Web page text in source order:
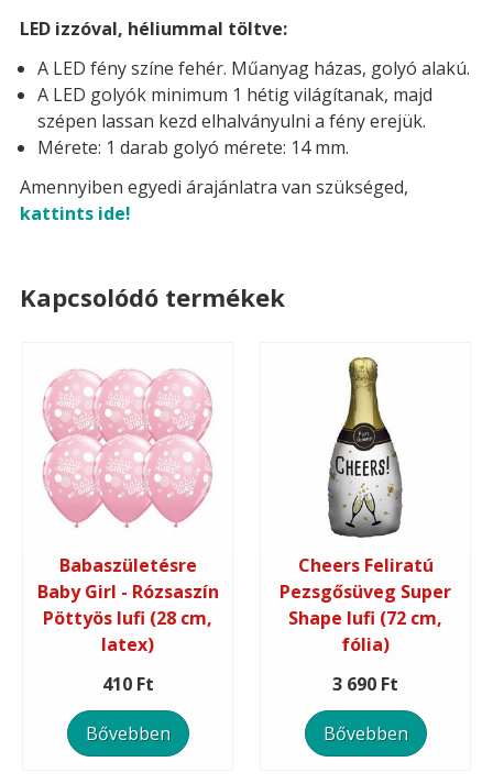
LED izzóval, héliummal töltve:
A LED fény színe fehér. Műanyag házas, golyó alakú.
A LED golyók minimum 1 hétig világítanak, majd
szépen lassan kezd elhalványulni a fény erejük.
Mérete: 1 darab golyó mérete: 14 mm.
Amennyiben egyedi árajánlatra van szükséged,
kattints ide!
Kapcsolódó termékek
Babaszületésre
Baby Girl - Rózsaszín
Pöttyös lufi (28 cm,
latex)
410 Ft
Bővebben
Cheers Feliratú
Pezsgősüveg Super
Shape lufi (72 cm,
fólia)
3 690 Ft
Bővebben